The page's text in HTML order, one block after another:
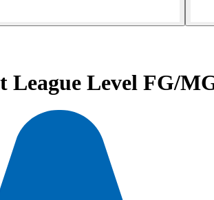
League Level FG/